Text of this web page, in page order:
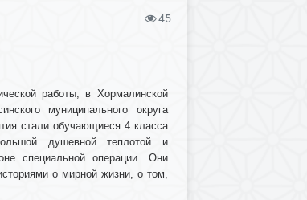
45
работы, в Хормалинской
муниципального округа
стали обучающиеся 4 класса
душевной теплотой и
специальной операции. Они
о мирной жизни, о том,